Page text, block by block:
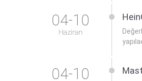
04-10
Haziran
04-10